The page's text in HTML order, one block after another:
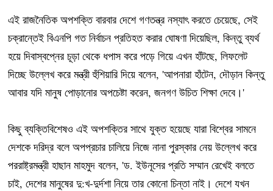
এই রাজনৈতিক অপশক্তি বারবার দেশে গণতন্ত্র নস্যাৎ করতে চেয়েছে, সেই
চক্রান্তেই বিএনপি গত নির্বাচন প্রতিহত করার ঘোষণা দিয়েছিল, কিন্তু ব্যর্থ
হয়ে দিবাস্বপ্নের চূড়া থেকে ধপাস করে পড়ে গিয়ে এখন হাঁটছে, লিফলেট
দিচ্ছে উল্লেখ করে মন্ত্রী হুঁশিয়ারি দিয়ে বলেন, 'আপনারা হাঁটেন, দৌড়ান কিন্তু
আবার যদি মানুষ পোড়ানোর অপচেষ্টা করেন, জনগণ উচিত শিক্ষা দেবে।'
কিছু ব্যক্তিবিশেষও এই অপশক্তির সাথে যুক্ত হয়েছে যারা বিশ্বের সামনে
দেশকে দরিদ্র বলে অপপ্রচার চালিয়ে নিজে নানা পুরস্কার নেয় উল্লেখ করে
পররাষ্ট্রমন্ত্রী হাছান মাহমুদ বলেন, 'ড. ইউনূসের প্রতি সম্মান রেখেই বলতে
চাই, দেশের মানুষের দু:খ-দুর্দশা নিয়ে তার কোনো চিন্তা নাই। দেশে যখন